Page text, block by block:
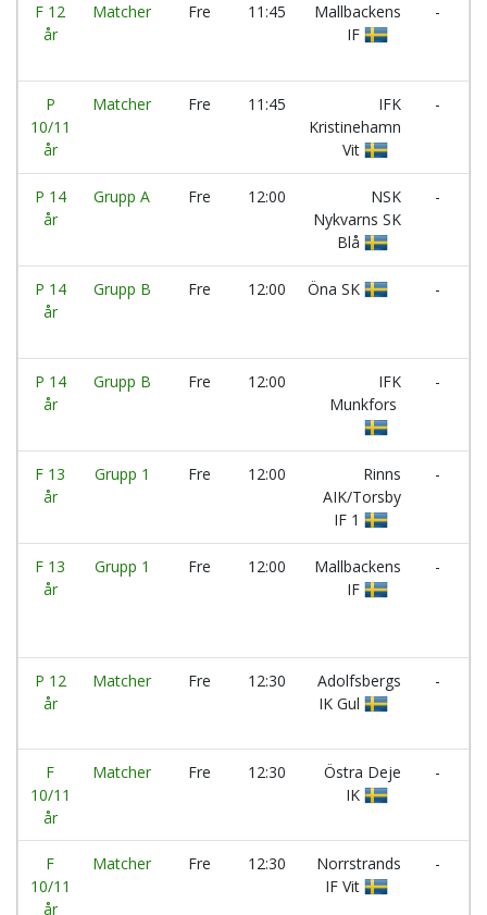
F 12
år
Matcher Fre 11:45
Mallbackens
IF
-
P
10/11
år
Matcher Fre 11:45
IFK
Kristinehamn
Vit
-
P 14
år
Grupp A Fre 12:00
NSK
Nykvarns SK
Blå
-
P 14
år
Grupp B Fre 12:00 Öna SK -
P 14
år
Grupp B Fre 12:00
IFK
Munkfors
-
F 13
år
Grupp 1 Fre 12:00
Rinns
AIK/Torsby
IF 1
-
F 13
år
Grupp 1 Fre 12:00
Mallbackens
IF
-
P 12
år
Matcher Fre 12:30
Adolfsbergs
IK Gul
-
F
10/11
år
Matcher Fre 12:30
Östra Deje
IK
-
F
10/11
år
Matcher Fre 12:30
Norrstrands
IF Vit
-